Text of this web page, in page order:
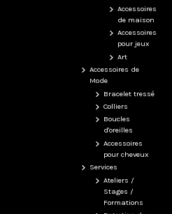
Accessoires
de maison
Accessoires
pour jeux
Art
Accessoires de
Mode
Bracelet tressé
Colliers
Boucles
d'oreilles
Accessoires
pour cheveux
Services
Ateliers /
Stages /
Formations